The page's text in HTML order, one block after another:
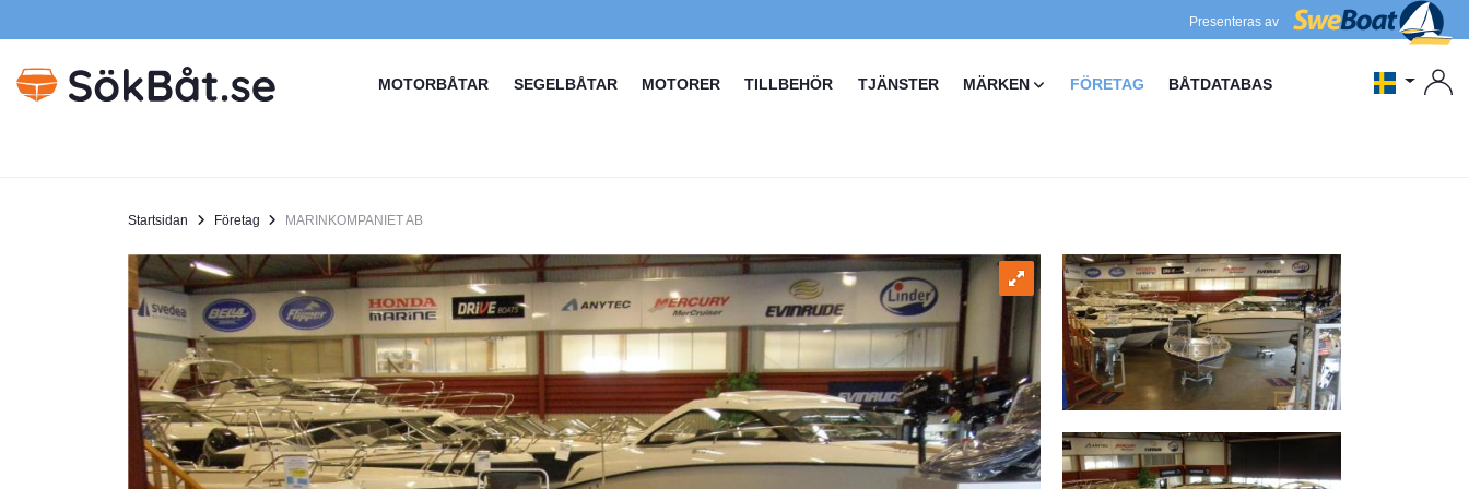
Presenteras av
MOTORBÅTAR SEGELBÅTAR MOTORER TILLBEHÖR TJÄNSTER MÄRKEN FÖRETAG BÅTDATABAS
Startsidan Företag MARINKOMPANIET AB